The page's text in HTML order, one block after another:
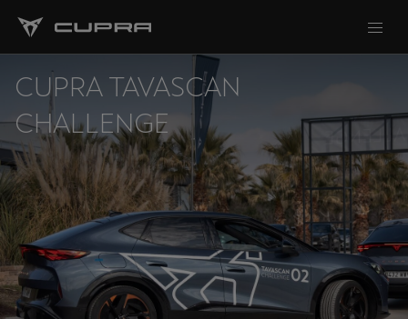
CUPRA TAVASCAN
CHALLENGE